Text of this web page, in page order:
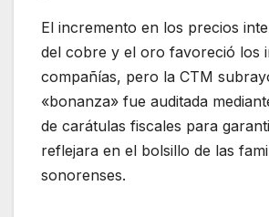
El incremento en los precios
del cobre y el oro favoreció los
compañías, pero la CTM
«bonanza» fue auditada
de carátulas fiscales para
reflejara en el bolsillo de las
sonorenses.